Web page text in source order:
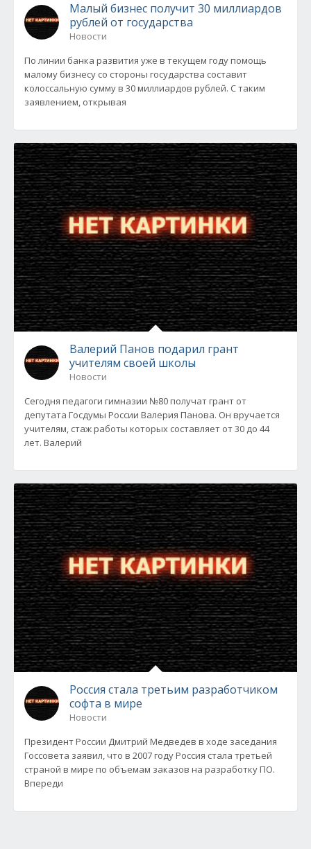
Малый бизнес получит 30 миллиардов
рублей от государства
Новости
По линии банка развития уже в текущем году помощь
малому бизнесу со стороны государства составит
колоссальную сумму в 30 миллиардов рублей. С таким
заявлением, открывая
Валерий Панов подарил грант
учителям своей школы
Новости
Сегодня педагоги гимназии №80 получат грант от
депутата Госдумы России Валерия Панова. Он вручается
учителям, стаж работы которых составляет от 30 до 44
лет. Валерий
Россия стала третьим разработчиком
софта в мире
Новости
Президент России Дмитрий Медведев в ходе заседания
Госсовета заявил, что в 2007 году Россия стала третьей
страной в мире по объемам заказов на разработку ПО.
Впереди